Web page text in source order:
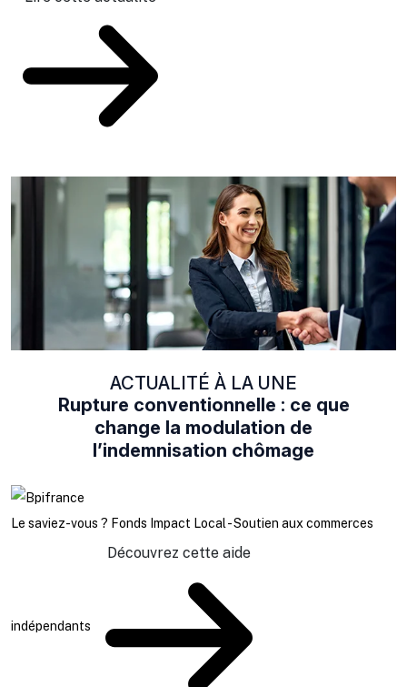
ACTUALITÉ À LA UNE
Rupture conventionnelle : ce que
change la modulation de
l’indemnisation chômage
Le saviez-vous ? Fonds Impact Local - Soutien aux commerces
indépendants
Découvrez cette aide